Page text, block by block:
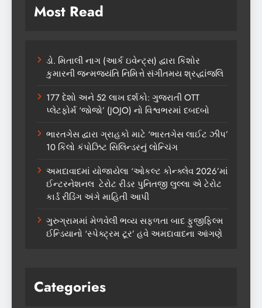
Most Read
ડો. મિતાલી નાગ (આર્ક ઇવેન્ટ્સ) દ્વારા કિશોર
કુમારની જન્મજયંતિ નિમિત્તે સંગીતમય શ્રદ્ધાંજલિ
177 દેશો અને 52 લાખ દર્શકો: ગુજરાતી OTT
પ્લેટફોર્મ ‘જોજો’ (JOJO) નો વિશ્વભરમાં દબદબો
ભારતગેસ દ્વારા ગ્રાહકો માટે ‘ભારતગેસ લાઈટ ઝીપ’
10 કિલો કંપોઝિટ સિલિન્ડરનું લોન્ચિંગ
અમદાવાદમાં યોજાયેલા ‘ઓકલ્ટ કોન્ક્લેવ 2026’માં
ઈન્ટરનેશનલ ટેરોટ રીડર પુનિતજી લુલ્લા એ ટેરોટ
કાર્ડ રીડિંગ અંગે માહિતી આપી
ગુરુગ્રામમાં મેળવેલી ભવ્ય સફળતા બાદ ફુજીફિલ્મ
ઈન્ડિયાનો ‘સ્પેક્ટ્રમ ટૂર’ હવે અમદાવાદના આંગણે
Categories